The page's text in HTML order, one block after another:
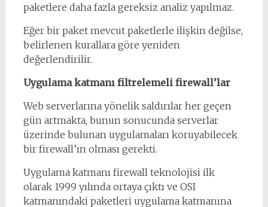
paketlere daha fazla gereksiz analiz yapılmaz.
Eğer bir paket mevcut paketlerle ilişkin değilse,
belirlenen kurallara göre yeniden
değerlendirilir.
Uygulama katmanı filtrelemeli firewall’lar
Web serverlarına yönelik saldırılar her geçen
gün artmakta, bunun sonucunda serverlar
üzerinde bulunan uygulamaları koruyabilecek
bir firewall’ın olması gerekti.
Uygulama katmanı firewall teknolojisi ilk
olarak 1999 yılında ortaya çıktı ve OSI
katmanındaki paketleri uygulama katmanına